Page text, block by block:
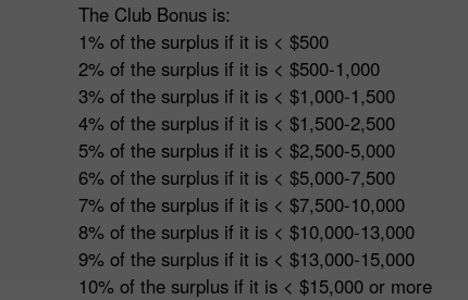
The Club Bonus is:
1% of the surplus if it is < $500
2% of the surplus if it is < $500-1,000
3% of the surplus if it is < $1,000-1,500
4% of the surplus if it is < $1,500-2,500
5% of the surplus if it is < $2,500-5,000
6% of the surplus if it is < $5,000-7,500
7% of the surplus if it is < $7,500-10,000
8% of the surplus if it is < $10,000-13,000
9% of the surplus if it is < $13,000-15,000
10% of the surplus if it is < $15,000 or more